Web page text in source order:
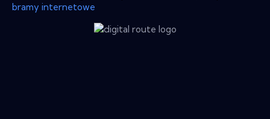
bramy internetowe